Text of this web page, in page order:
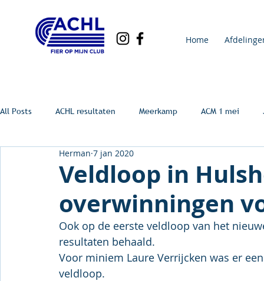
Home
All Posts ACHL resultaten Meerkamp ACM 1 mei
Veldloop in
overwinningen
Herman 7 jan 2020
Ook op de eerste veldloop van het
resultaten behaald.
Voor miniem Laure Verrijcken was er
veldloop.